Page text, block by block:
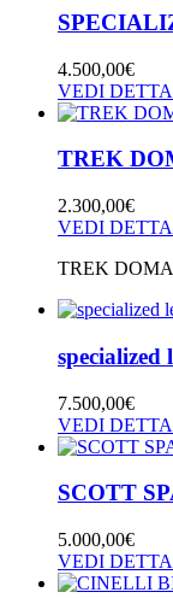
4.500,00€
VEDI
TREK
2.300,00€
VEDI
TREK
specialized
7.500,00€
VEDI
SCOTT
5.000,00€
VEDI